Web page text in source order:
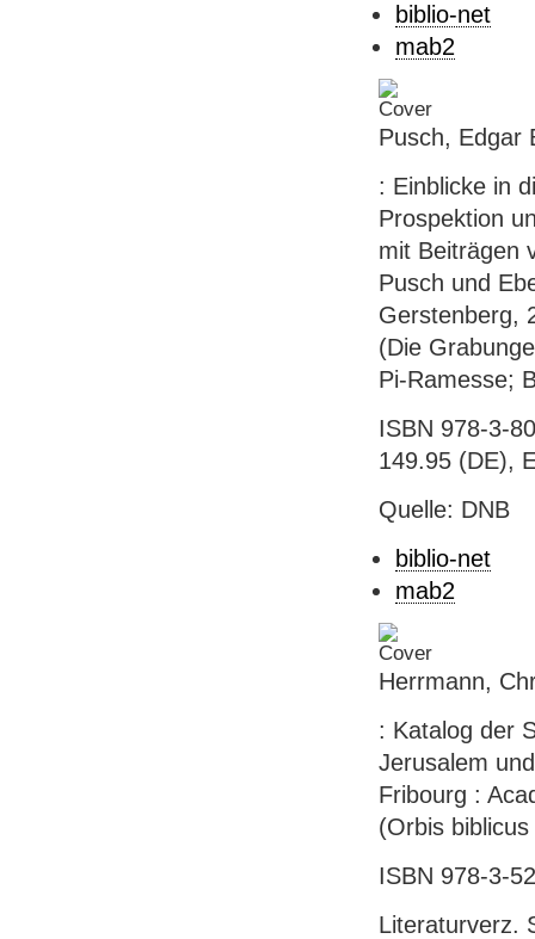
biblio-net
mab2
Pusch, Edgar
: Einblicke in
Prospektion
mit Beiträgen
Pusch und
Gerstenberg,
(Die
Pi-Ramesse;
ISBN 978-3-
149.95 (DE),
Quelle: DNB
biblio-net
mab2
Herrmann,
: Katalog der
Jerusalem
Fribourg :
(Orbis
ISBN 978-3-
Literaturverz.